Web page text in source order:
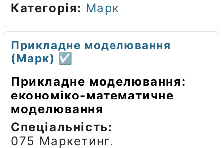
Категорія: Марк
Прикладне моделювання
(Марк) ☑️
Прикладне моделювання:
економіко-математичне
моделювання
Спеціальність:
075 Маркетинг.